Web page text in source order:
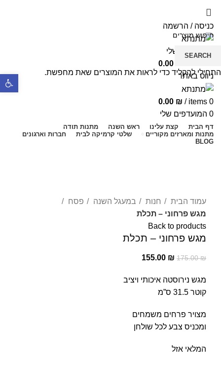
כניסה / הרשמה
המועדפים שלי
0.00
ניווט באתר
0
items
/
0.00 ₪
0 המועדפים שלי
דף הבית קצת עלינו ראש השנה
מתנות תודה
מתנות ומארזים מקוריים
שלטי קרמיקה לבית
חברות וארגונים
BLOG
עמוד הבית
חנות במעגל השנה
פסח
מגש פרחוני – תכלת
Back to products
מגש פרחוני – תכלת
175.00₪
155.00 ₪
מגש נירוסטה איכותי ויציב
קוטר 31.5 ס”מ
מצויר פרחים משמחים
ומכניס צבע לכל שולחן
המלאי אזל
SEARCH
התחילי להקליד כדי לראות את המוצרים שאת מחפשת.
פתח